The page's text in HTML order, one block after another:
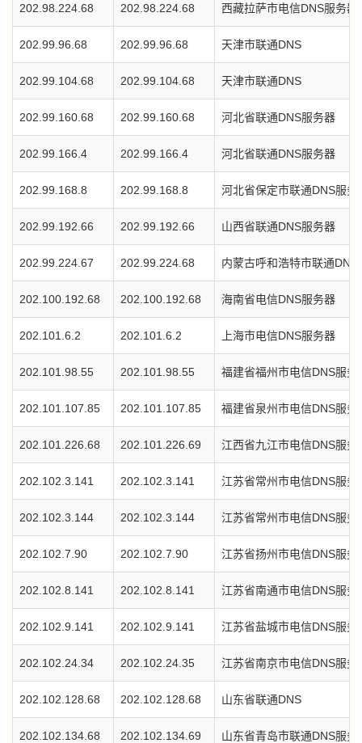
202.98.224.68 202.98.224.68 西藏拉萨市电信DNS服务器
202.99.96.68 202.99.96.68 天津市联通DNS
202.99.104.68 202.99.104.68 天津市联通DNS
202.99.160.68 202.99.160.68 河北省联通DNS服务器
202.99.166.4 202.99.166.4 河北省联通DNS服务器
202.99.168.8 202.99.168.8 河北省保定市联通DNS服务
202.99.192.66 202.99.192.66 山西省联通DNS服务器
202.99.224.67 202.99.224.68 内蒙古呼和浩特市联通DNS
202.100.192.68 202.100.192.68 海南省电信DNS服务器
202.101.6.2 202.101.6.2 上海市电信DNS服务器
202.101.98.55 202.101.98.55 福建省福州市电信DNS服务
202.101.107.85 202.101.107.85 福建省泉州市电信DNS服务
202.101.226.68 202.101.226.69 江西省九江市电信DNS服务
202.102.3.141 202.102.3.141 江苏省常州市电信DNS服务
202.102.3.144 202.102.3.144 江苏省常州市电信DNS服务
202.102.7.90 202.102.7.90 江苏省扬州市电信DNS服务
202.102.8.141 202.102.8.141 江苏省南通市电信DNS服务
202.102.9.141 202.102.9.141 江苏省盐城市电信DNS服务
202.102.24.34 202.102.24.35 江苏省南京市电信DNS服务
202.102.128.68 202.102.128.68 山东省联通DNS
202.102.134.68 202.102.134.69 山东省青岛市联通DNS服务